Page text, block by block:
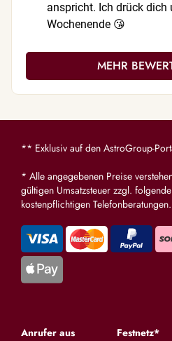
anspricht. Ich drück dich
Wochenende 😘
MEHR
** Exklusiv auf den AstroGroup-
* Alle angegebenen Preise
gültigen Umsatzsteuer zzgl.
kostenpflichtigen Telefonberatungen.
Anrufer aus Festnetz*